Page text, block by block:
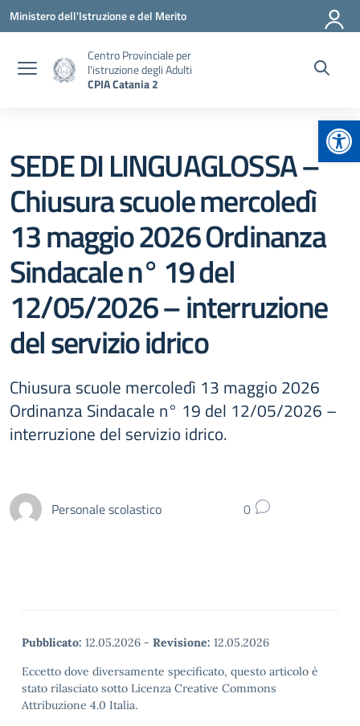
Vai ai contenuti
Vai al menu di navigazione
Vai al footer
Ministero dell'Istruzione e del Merito
Centro Provinciale per
l'istruzione degli Adulti
CPIA Catania 2
SEDE DI LINGUAGLOSSA –
Chiusura scuole mercoledì
13 maggio 2026 Ordinanza
Sindacale n° 19 del
12/05/2026 – interruzione
del servizio idrico
Chiusura scuole mercoledì 13 maggio 2026
Ordinanza Sindacale n° 19 del 12/05/2026 –
interruzione del servizio idrico.
Personale scolastico 0
Pubblicato: 12.05.2026 - Revisione: 12.05.2026
Eccetto dove diversamente specificato, questo articolo è
stato rilasciato sotto Licenza Creative Commons
Attribuzione 4.0 Italia.